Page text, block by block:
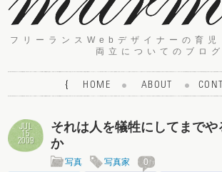
フリーランスWebデザイナーの育児
両立についてのブログ
{ HOME ABOUT
JUL
15
2009
それは人を犠牲にしてまで
か
写真 写真家 0